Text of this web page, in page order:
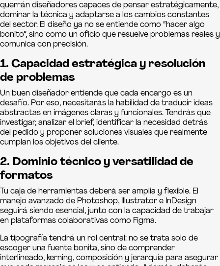
querrán diseñadores capaces de pensar estratégicamente,
dominar la técnica y adaptarse a los cambios constantes
del sector. El diseño ya no se entiende como “hacer algo
bonito”, sino como un oficio que resuelve problemas reales y
comunica con precisión.
1. Capacidad estratégica y resolución
de problemas
Un buen diseñador entiende que cada encargo es un
desafío. Por eso, necesitarás la habilidad de traducir ideas
abstractas en imágenes claras y funcionales. Tendrás que
investigar, analizar el brief, identificar la necesidad detrás
del pedido y proponer soluciones visuales que realmente
cumplan los objetivos del cliente.
2. Dominio técnico y versatilidad de
formatos
Tu caja de herramientas deberá ser amplia y flexible. El
manejo avanzado de Photoshop, Illustrator e InDesign
seguirá siendo esencial, junto con la capacidad de trabajar
en plataformas colaborativas como Figma.
La tipografía tendrá un rol central: no se trata solo de
escoger una fuente bonita, sino de comprender
interlineado, kerning, composición y jerarquía para asegurar